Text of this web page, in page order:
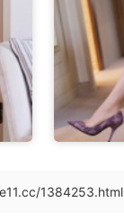
1384253.html